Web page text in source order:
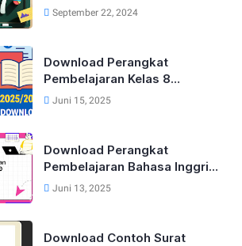
September 22, 2024
Download Perangkat
Pembelajaran Kelas 8
Kurikulum Merdeka Lengkap
Juni 15, 2025
Download Perangkat
Pembelajaran Bahasa Inggris
Lengkap Untuk Kelas 9 Tahun
Juni 13, 2025
Download Contoh Surat